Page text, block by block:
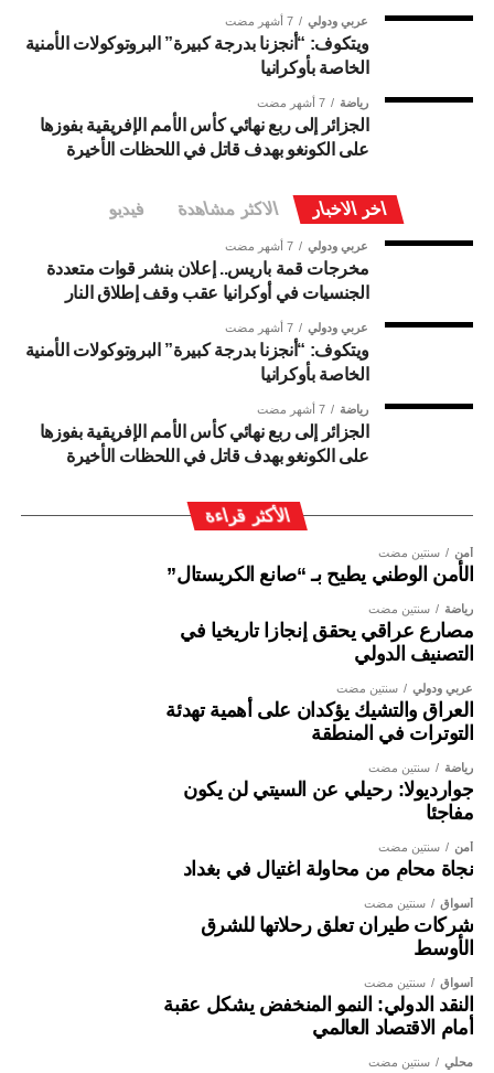
عربي ودولي 7 أشهر مضت
ويتكوف: “أنجزنا بدرجة كبيرة” البروتوكولات الأمنية
الخاصة بأوكرانيا
رياضة 7 أشهر مضت
الجزائر إلى ربع نهائي كأس الأمم الإفريقية بفوزها
على الكونغو بهدف قاتل في اللحظات الأخيرة
اخر الاخبار الاكثر مشاهدة فيديو
عربي ودولي 7 أشهر مضت
مخرجات قمة باريس.. إعلان بنشر قوات متعددة
الجنسيات في أوكرانيا عقب وقف إطلاق النار
عربي ودولي 7 أشهر مضت
ويتكوف: “أنجزنا بدرجة كبيرة” البروتوكولات الأمنية
الخاصة بأوكرانيا
رياضة 7 أشهر مضت
الجزائر إلى ربع نهائي كأس الأمم الإفريقية بفوزها
على الكونغو بهدف قاتل في اللحظات الأخيرة
الأكثر قراءة
أمن سنتين مضت
الأمن الوطني يطيح بـ “صانع الكريستال”
رياضة سنتين مضت
مصارع عراقي يحقق إنجازا تاريخيا في
التصنيف الدولي
عربي ودولي سنتين مضت
العراق والتشيك يؤكدان على أهمية تهدئة
التوترات في المنطقة
رياضة سنتين مضت
جوارديولا: رحيلي عن السيتي لن يكون
مفاجئا
أمن سنتين مضت
نجاة محامٍ من محاولة اغتيال في بغداد
أسواق سنتين مضت
شركات طيران تعلق رحلاتها للشرق
الأوسط
أسواق سنتين مضت
النقد الدولي: النمو المنخفض يشكل عقبة
أمام الاقتصاد العالمي
محلي سنتين مضت